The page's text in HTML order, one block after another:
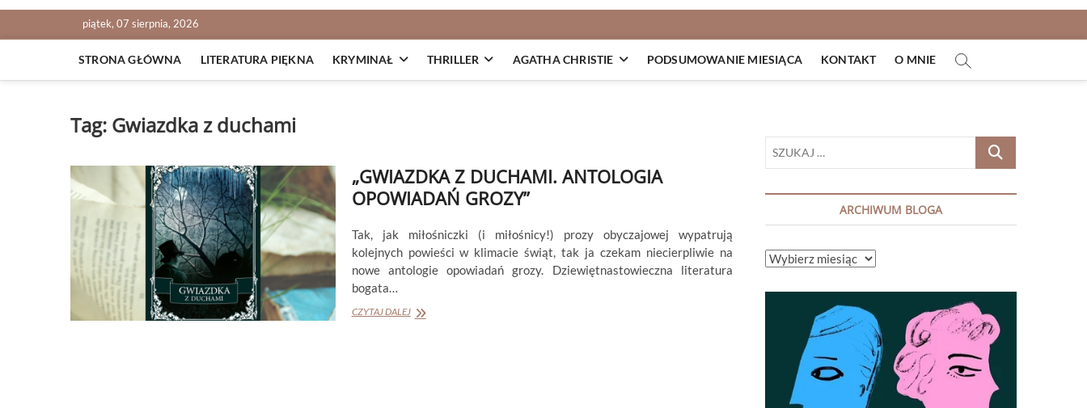
piątek, 07 sierpnia, 2026
STRONA GŁÓWNA LITERATURA PIĘKNA KRYMINAŁ THRILLER AGATHA CHRISTIE PODSUMOWANIE MIESIĄCA KONTAKT O MNIE
Tag: Gwiazdka z duchami
„GWIAZDKA Z DUCHAMI. ANTOLOGIA
OPOWIADAŃ GROZY”
Tak, jak miłośniczki (i miłośnicy!) prozy obyczajowej wypatrują
kolejnych powieści w klimacie świąt, tak ja czekam niecierpliwie na
nowe antologie opowiadań grozy. Dziewiętnastowieczna literatura
bogata…
CZYTAJ DALEJ„GWIAZDKA
SZUKAJ
ARCHIWUM BLOGA
ARCHIWUM